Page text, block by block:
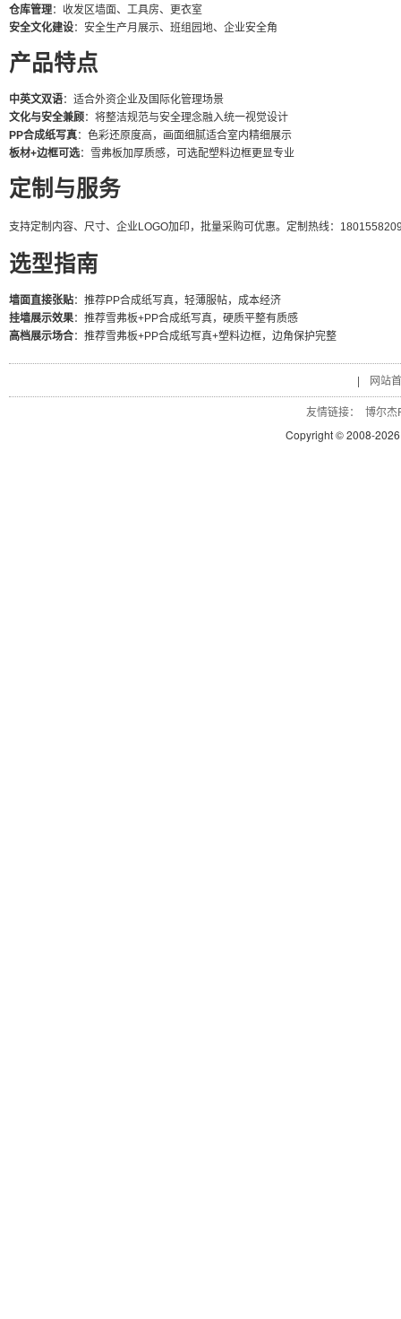
仓库管理：收发区墙面、工具房、更衣室
安全文化建设：安全生产月展示、班组园地、企业安全角
产品特点
中英文双语：适合外资企业及国际化管理场景
文化与安全兼顾：将整洁规范与安全理念融入统一视觉设计
PP合成纸写真：色彩还原度高，画面细腻适合室内精细展示
板材+边框可选：雪弗板加厚质感，可选配塑料边框更显专业
定制与服务
支持定制内容、尺寸、企业LOGO加印，批量采购可优惠。定制热线：
选型指南
墙面直接张贴：推荐PP合成纸写真，轻薄服帖，成本经济
挂墙展示效果：推荐雪弗板+PP合成纸写真，硬质平整有质感
高档展示场合：推荐雪弗板+PP合成纸写真+塑料边框，边角保护完整
| 网站
友情链接：
博尔杰
Copyright © 2008-2026